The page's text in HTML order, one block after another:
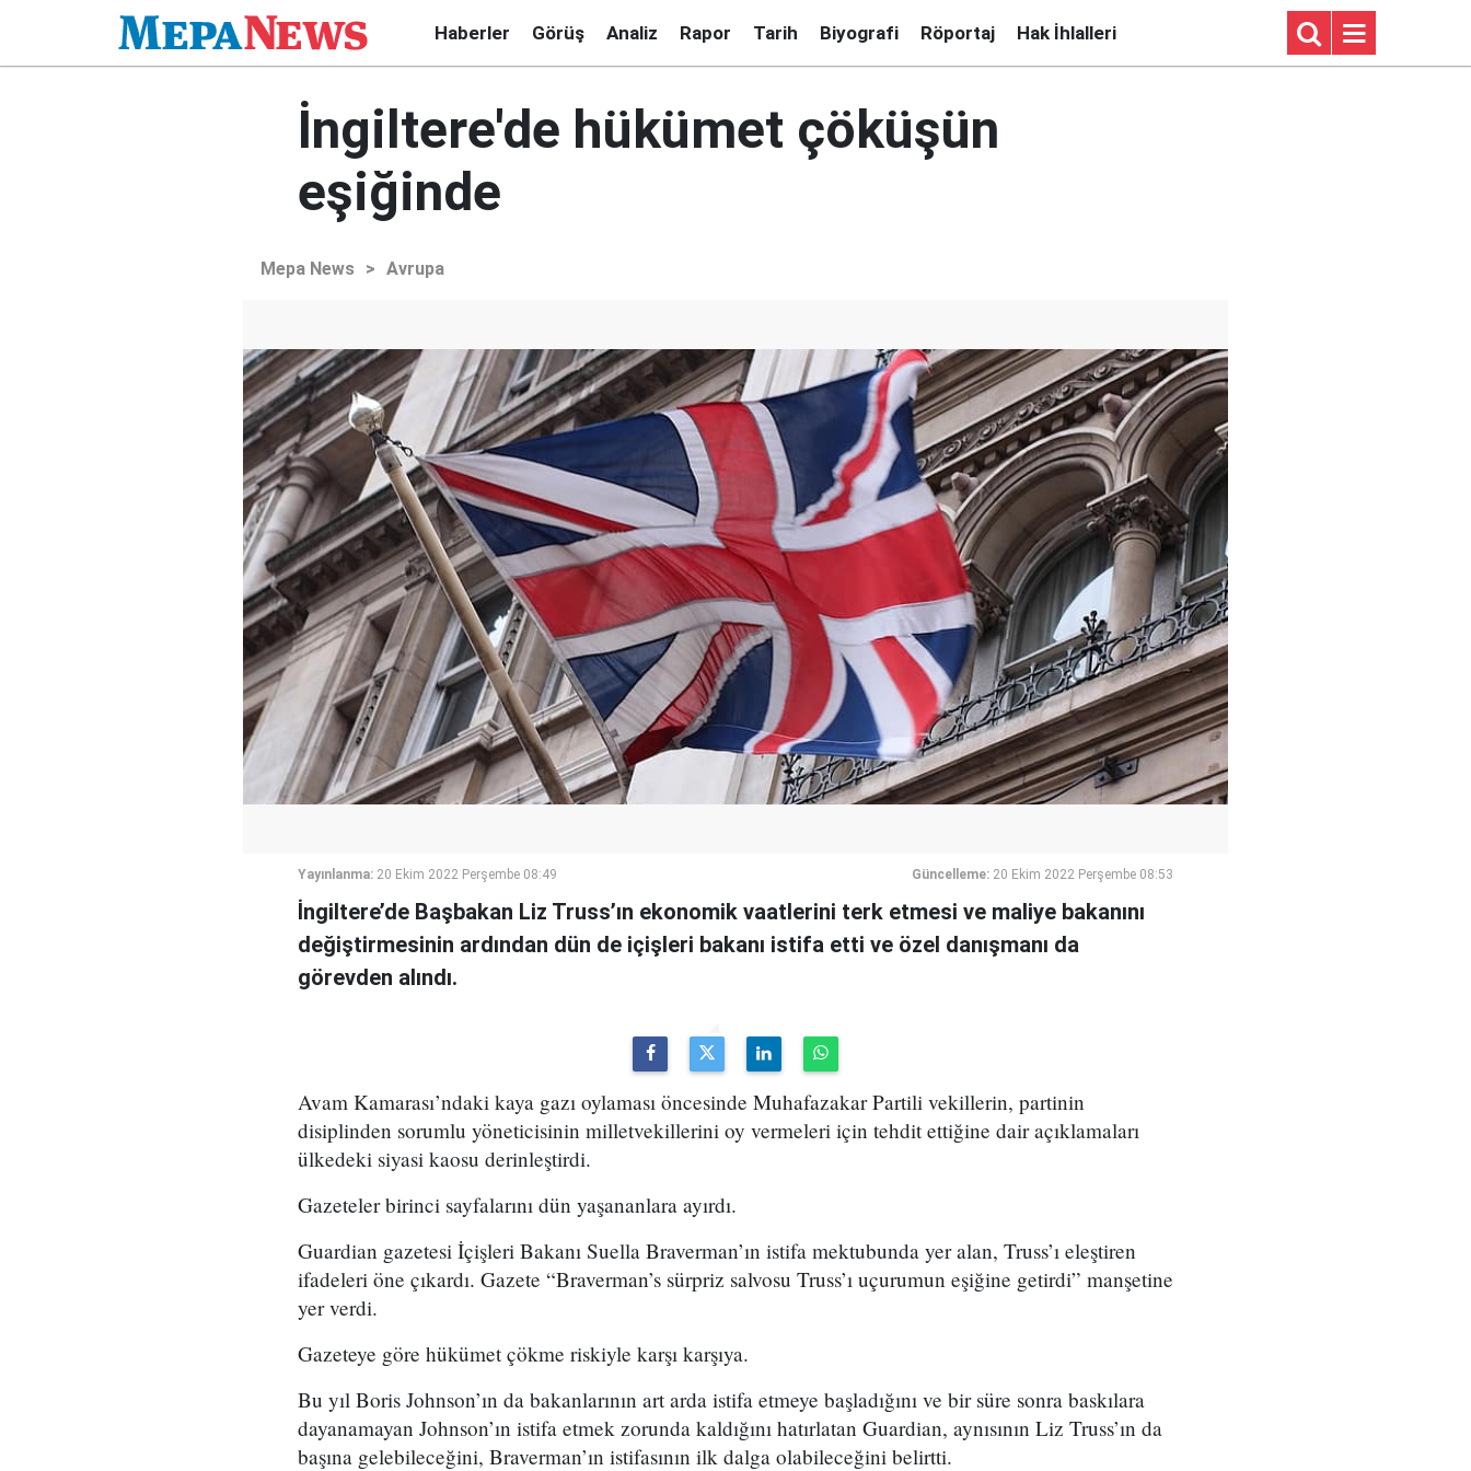
Haberler Görüş Analiz Rapor Tarih Biyografi Röportaj Hak İhlalleri
İngiltere'de hükümet çöküşün
eşiğinde
Mepa News > Avrupa
Yayınlanma: 20 Ekim 2022 Perşembe 08:49 Güncelleme: 20 Ekim 2022 Perşembe 08:53
İngiltere’de Başbakan Liz Truss’ın ekonomik vaatlerini terk etmesi ve maliye bakanını
değiştirmesinin ardından dün de içişleri bakanı istifa etti ve özel danışmanı da
görevden alındı.
Avam Kamarası’ndaki kaya gazı oylaması öncesinde Muhafazakar Partili vekillerin, partinin
disiplinden sorumlu yöneticisinin milletvekillerini oy vermeleri için tehdit ettiğine dair açıklamaları
ülkedeki siyasi kaosu derinleştirdi.
Gazeteler birinci sayfalarını dün yaşananlara ayırdı.
Guardian gazetesi İçişleri Bakanı Suella Braverman’ın istifa mektubunda yer alan, Truss’ı eleştiren
ifadeleri öne çıkardı. Gazete “Braverman’s sürpriz salvosu Truss’ı uçurumun eşiğine getirdi” manşetine
yer verdi.
Gazeteye göre hükümet çökme riskiyle karşı karşıya.
Bu yıl Boris Johnson’ın da bakanlarının art arda istifa etmeye başladığını ve bir süre sonra baskılara
dayanamayan Johnson’ın istifa etmek zorunda kaldığını hatırlatan Guardian, aynısının Liz Truss’ın da
başına gelebileceğini, Braverman’ın istifasının ilk dalga olabileceğini belirtti.